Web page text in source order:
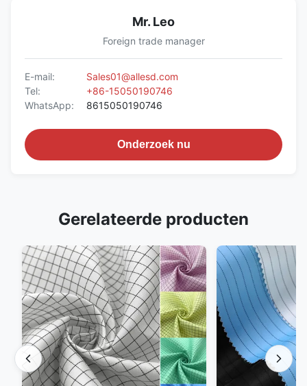
Mr. Leo
Foreign trade manager
E-mail:
Sales01@allesd.com
Tel:
+86-15050190746
WhatsApp:
8615050190746
Onderzoek nu
Gerelateerde producten